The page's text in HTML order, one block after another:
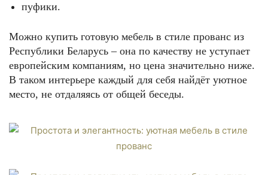
пуфики.
Можно купить готовую мебель в стиле прованс из
Республики Беларусь – она по качеству не уступает
европейским компаниям, но цена значительно ниже.
В таком интерьере каждый для себя найдёт уютное
место, не отдаляясь от общей беседы.